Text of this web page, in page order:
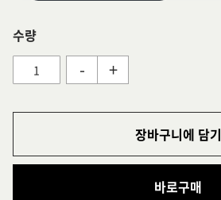
수량
- +
장바구니에 담기
바로구매